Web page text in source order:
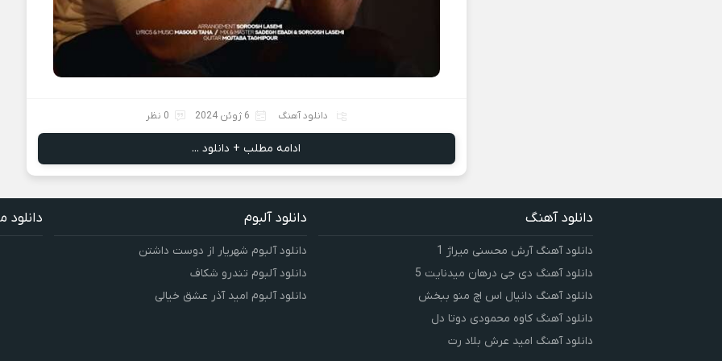
دانلود آهنگ 6 ژوئن 2024 0 نظر
ادامه مطلب + دانلود ...
دانلود آهنگ
دانلود آهنگ آرش محسنی میراژ 1
دانلود آهنگ دی جی درهان میدنایت 5
دانلود آهنگ دانیال اس اچ منو ببخش
دانلود آهنگ کاوه محمودی دوتا دل
دانلود آهنگ امید عرش بلاد رت
دانلود آلبوم
دانلود آلبوم شهریار از دوست داشتن
دانلود آلبوم تندرو شکاف
دانلود آلبوم امید آذر عشق خیالی
دانلود